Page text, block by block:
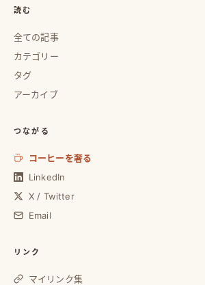
読む
全ての記事
カテゴリー
タグ
アーカイブ
つながる
コーヒーを奢る
LinkedIn
X / Twitter
Email
リンク
マイリンク集